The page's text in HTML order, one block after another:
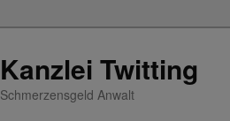
Kanzlei Twitting
Schmerzensgeld Anwalt